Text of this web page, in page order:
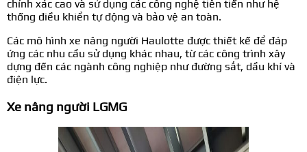
chính xác cao và sử dụng các công nghệ tiên tiến như hệ
thống điều khiển tự động và bảo vệ an toàn.
Các mô hình xe nâng người Haulotte được thiết kế để đáp
ứng các nhu cầu sử dụng khác nhau, từ các công trình xây
dựng đến các ngành công nghiệp như đường sắt, dầu khí và
điện lực.
Xe nâng người LGMG